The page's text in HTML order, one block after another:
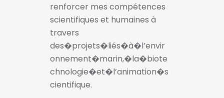
renforcer mes compétences
scientifiques et humaines à
travers
des�projets�liés�à�l’envir
onnement�marin,�la�biote
chnologie�et�l’animation�s
cientifique.